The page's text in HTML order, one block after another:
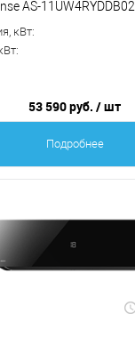
AS-11UW4RYDDB02
кВт:
53 590 руб. / шт
Подробнее